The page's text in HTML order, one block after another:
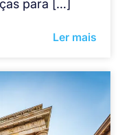
para […]
Ler mais